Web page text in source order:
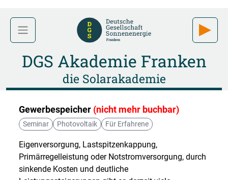
DGS Akademie Franken
die Solarakademie
Gewerbespeicher (nicht mehr buchbar)
Seminar Photovoltaik Für Erfahrene
Eigenversorgung, Lastspitzenkappung,
Primärregelleistung oder Notstromversorgung, durch
sinkende Kosten und deutliche